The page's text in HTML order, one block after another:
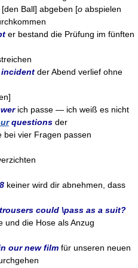
Ball] abgeben [o abspielen
er bestand die Prüfung im fünften
incident der Abend verlief ohne
ich passe — ich weiß es nicht
questions der
bei vier Fragen passen
keiner wird dir abnehmen, dass
could \pass as a suit?
und die Hose als Anzug
our new film für unseren neuen